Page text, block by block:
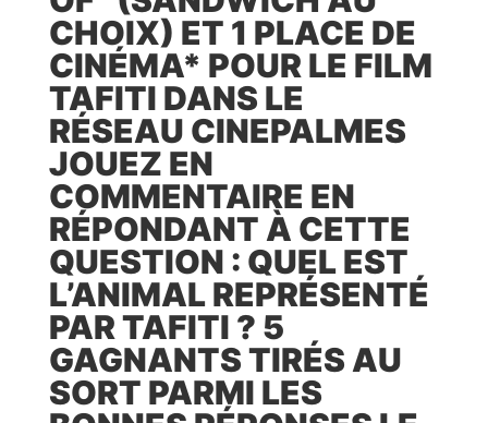
CHOIX) ET 1 PLACE DE
CINÉMA* POUR LE FILM
TAFITI DANS LE
RÉSEAU CINEPALMES
JOUEZ EN
COMMENTAIRE EN
RÉPONDANT À CETTE
QUESTION : QUEL EST
L’ANIMAL REPRÉSENTÉ
PAR TAFITI ? 5
GAGNANTS TIRÉS AU
SORT PARMI LES